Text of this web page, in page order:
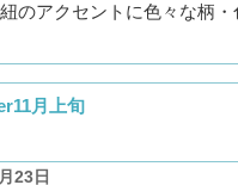
のアクセントに色々な柄・
月上旬
23日